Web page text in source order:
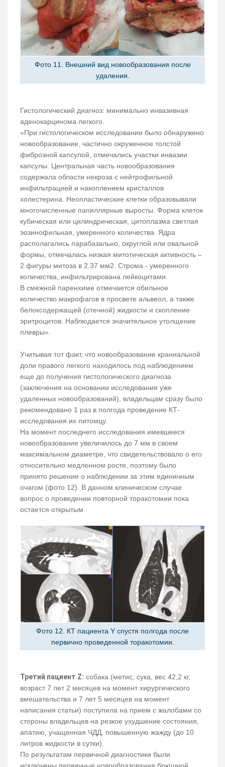
Фото 11. Внешний вид новообразования после
удаления.
Гистологический диагноз: минимально инвазивная
аденокарцинома легкого.
«При гистологическом исследовании было обнаружено
новообразование, частично окруженное толстой
фиброзной капсулой, отмечались участки инвазии
капсулы. Центральная часть новообразования
содержала области некроза с нейтрофильной
инфильтрацией и накоплением кристаллов
холестерина. Неопластические клетки образовывали
многочисленные папиллярные выросты. Форма клеток
кубическая или цилиндрическая, цитоплазма светлая
эозинофильная, умеренного количества. Ядра
располагались парабазально, округлой или овальной
формы, отмечалась низкая митотическая активность –
2 фигуры митоза в 2.37 мм2. Строма - умеренного
количества, инфильтрирована лейкоцитами.
В смежной паренхиме отмечается обильное
количество макрофагов в просвете альвеол, а также
белоксодержащей (отечной) жидкости и скопление
эритроцитов. Наблюдается значительное утолщение
плевры».
Учитывая тот факт, что новообразование краниальной
доли правого легкого находилось под наблюдением
еще до получения гистологического диагноза
(заключения на основании исследования уже
удаленных новообразований), владельцам сразу было
рекомендовано 1 раз в полгода проведение КТ-
исследования их питомцу.
На момент последнего исследования имевшееся
новообразование увеличилось до 7 мм в своем
максимальном диаметре, что свидетельствовало о его
относительно медленном росте, поэтому было
принято решение о наблюдении за этим единичным
очагом (фото 12). В данном клиническом случае
вопрос о проведении повторной торакотомии пока
остается открытым.
Фото 12. КТ пациента Y спустя полгода после
первично проведенной торакотомии.
Третий пациент Z: собака (метис, сука, вес 42,2 кг,
возраст 7 лет 2 месяцев на момент хирургического
вмешательства и 7 лет 5 месяцев на момент
написания статьи) поступила на прием с жалобами со
стороны владельцев на резкое ухудшение состояния,
апатию, учащенная ЧДД, повышенную жажду (до 10
литров жидкости в сутки).
По результатам первичной диагностики были